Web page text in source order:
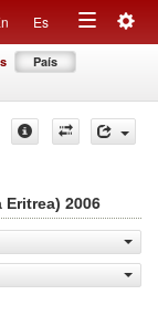
Es
Toggle
País
Eritrea) 2006